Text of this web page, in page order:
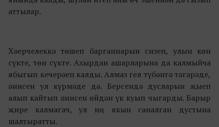
аттылар.
Хәерчелеккә төшеп барганнарын сизеп, улын көн
сүкте, төн сүкте. Ахырдан ашарларына да калмыйча
ябыгып кечерәеп калды. Алмаз гел түбәнгә тәгәрәде,
әнисен ул күрмәде дә. Берсендә дусларын җыеп
алып кайтып әнисен өйдән үк куып чыгарды. Барыр
җире калмагач, ул иң якын саналган дустына
шалтыратты.